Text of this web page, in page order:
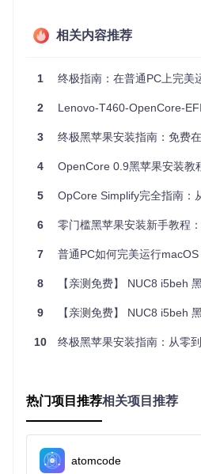
二、安装前的准备工作
不是所有PC都能完美运行黑苹果
场景
推荐配置
台式
Intel Core i5/i7 + AM
笔记
英特尔酷睿处理器 +
站
💡小贴士：使用CPU-Z查看处理器
16GB及以上容量的USB闪存盘
获取）
三、配置OpenCore：打造
相关内容推荐
1 终极指南：在普通PC上完美运
2 Lenovo-T460-OpenCore-EFI黑苹
3 终极黑苹果安装指南：免费在
4 OpenCore 0.9黑苹果安装教程：PC完美驱
5 OpCore Simplify完全指南：从
6 零门槛黑苹果安装新手教程：从
7 普通PC如何完美运行macOS
8 【亲测免费】 NUC8 i5beh 黑苹果
9 【亲测免费】 NUC8 i5beh 黑苹果 macOS
10 终极黑苹果安装指南：从零
热门项目推荐相关项目推荐
atomcode